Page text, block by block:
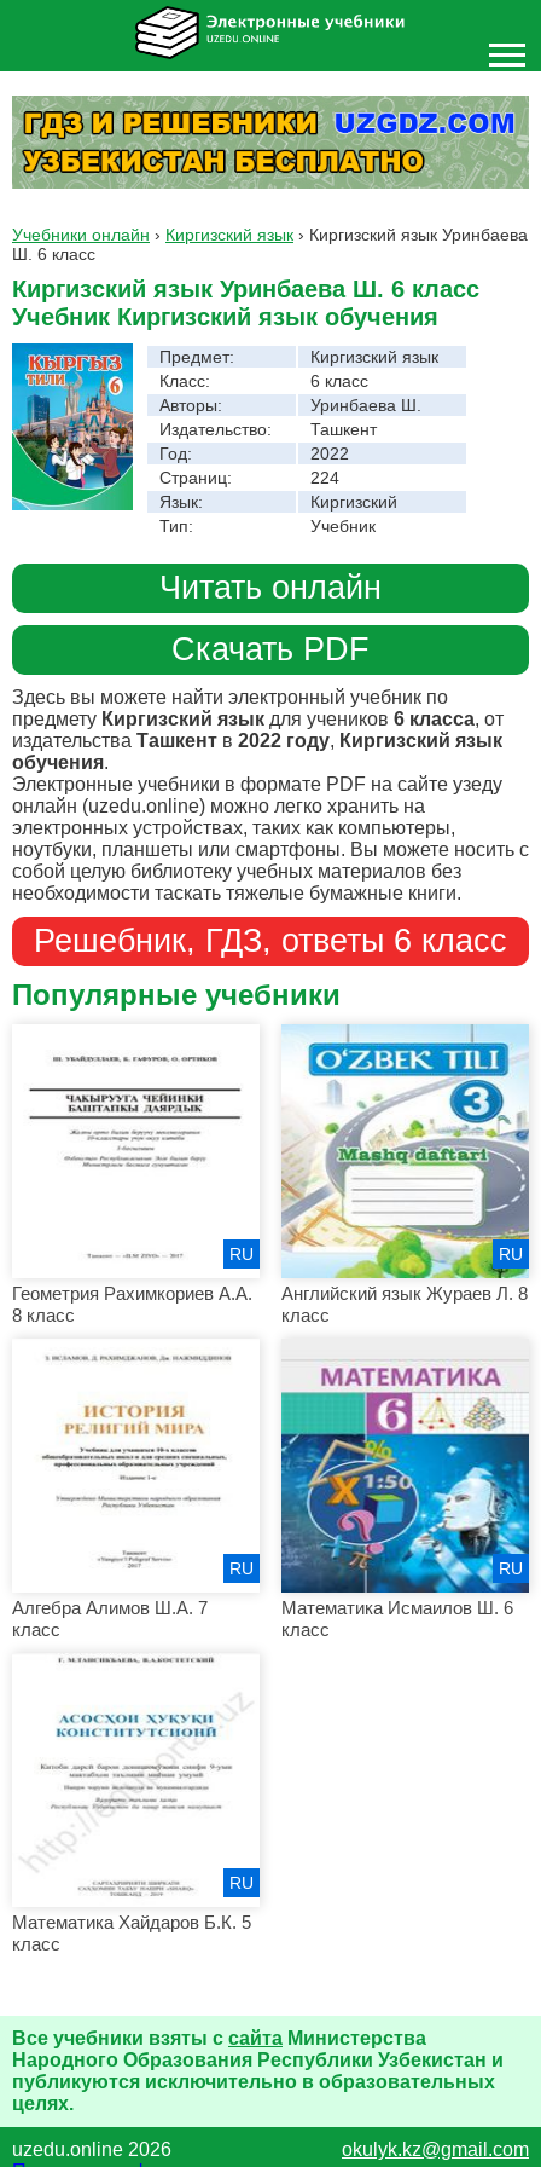
Учебники онлайн › Киргизский язык › Киргизский язык Уринбаева
Ш. 6 класс
Киргизский язык Уринбаева Ш. 6 класс
Учебник Киргизский язык обучения
Предмет:
Киргизский язык
Класс:
6 класс
Авторы:
Уринбаева Ш.
Издательство:
Ташкент
Год:
2022
Страниц:
224
Язык:
Киргизский
Тип:
Учебник
Читать онлайн
Скачать PDF
Здесь вы можете найти электронный учебник по
предмету Киргизский язык для учеников 6 класса, от
издательства Ташкент в 2022 году, Киргизский язык
обучения.
Электронные учебники в формате PDF на сайте узеду
онлайн (uzedu.online) можно легко хранить на
электронных устройствах, таких как компьютеры,
ноутбуки, планшеты или смартфоны. Вы можете носить с
собой целую библиотеку учебных материалов без
необходимости таскать тяжелые бумажные книги.
Решебник, ГДЗ, ответы 6 класс
Популярные учебники
Геометрия Рахимкориев А.А.
8 класс
RU
Английский язык Жураев Л. 8
класс
RU
Алгебра Алимов Ш.А. 7
класс
RU
Математика Исмаилов Ш. 6
класс
RU
Математика Хайдаров Б.К. 5
класс
RU
Все учебники взяты с сайта Министерства
Народного Образования Республики Узбекистан и
публикуются исключительно в образовательных
целях.
uzedu.online 2026
okulyk.kz@gmail.com